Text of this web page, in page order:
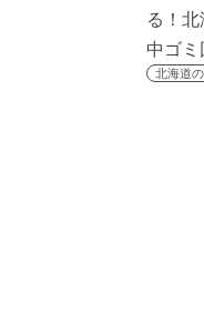
る！
中ゴ
北海道